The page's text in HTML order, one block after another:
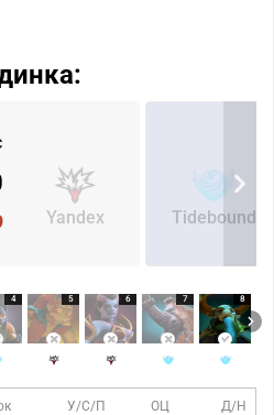
Yandex Tidebound
4 5 6 7 8
У/С/П ОЦ Д/Н